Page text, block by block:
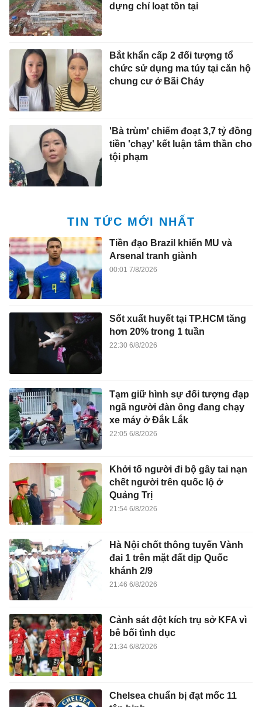
dựng chỉ loạt tồn tại
Bắt khẩn cấp 2 đối tượng tổ
chức sử dụng ma túy tại căn hộ
chung cư ở Bãi Cháy
'Bà trùm' chiếm đoạt 3,7 tỷ đồng
tiền 'chạy' kết luận tâm thần cho
tội phạm
TIN TỨC MỚI NHẤT
Tiền đạo Brazil khiến MU và
Arsenal tranh giành
00:01 7/8/2026
Sốt xuất huyết tại TP.HCM tăng
hơn 20% trong 1 tuần
22:30 6/8/2026
Tạm giữ hình sự đối tượng đạp
ngã người đàn ông đang chạy
xe máy ở Đắk Lắk
22:05 6/8/2026
Khởi tố người đi bộ gây tai nạn
chết người trên quốc lộ ở
Quảng Trị
21:54 6/8/2026
Hà Nội chốt thông tuyến Vành
đai 1 trên mặt đất dịp Quốc
khánh 2/9
21:46 6/8/2026
Cảnh sát đột kích trụ sở KFA vì
bê bối tình dục
21:34 6/8/2026
Chelsea chuẩn bị đạt mốc 11